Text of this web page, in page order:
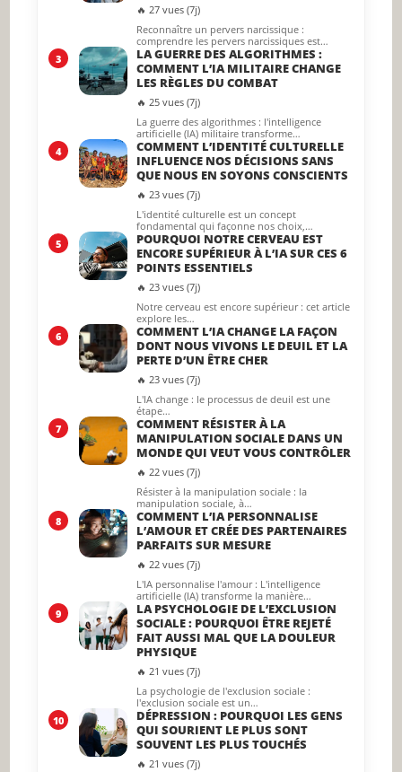
🔥 27 vues (7j)
Reconnaître un pervers narcissique :
comprendre les pervers narcissiques est…
3
LA GUERRE DES ALGORITHMES :
COMMENT L’IA MILITAIRE CHANGE
LES RÈGLES DU COMBAT
🔥 25 vues (7j)
La guerre des algorithmes : l'intelligence
artificielle (IA) militaire transforme…
4
COMMENT L’IDENTITÉ CULTURELLE
INFLUENCE NOS DÉCISIONS SANS
QUE NOUS EN SOYONS CONSCIENTS
🔥 23 vues (7j)
L'identité culturelle est un concept
fondamental qui façonne nos choix,…
5
POURQUOI NOTRE CERVEAU EST
ENCORE SUPÉRIEUR À L’IA SUR CES 6
POINTS ESSENTIELS
🔥 23 vues (7j)
Notre cerveau est encore supérieur : cet article
explore les…
6
COMMENT L’IA CHANGE LA FAÇON
DONT NOUS VIVONS LE DEUIL ET LA
PERTE D’UN ÊTRE CHER
🔥 23 vues (7j)
L'IA change : le processus de deuil est une
étape…
7
COMMENT RÉSISTER À LA
MANIPULATION SOCIALE DANS UN
MONDE QUI VEUT VOUS CONTRÔLER
🔥 22 vues (7j)
Résister à la manipulation sociale : la
manipulation sociale, à…
8
COMMENT L’IA PERSONNALISE
L’AMOUR ET CRÉE DES PARTENAIRES
PARFAITS SUR MESURE
🔥 22 vues (7j)
L'IA personnalise l'amour : L'intelligence
artificielle (IA) transforme la manière…
9
LA PSYCHOLOGIE DE L’EXCLUSION
SOCIALE : POURQUOI ÊTRE REJETÉ
FAIT AUSSI MAL QUE LA DOULEUR
PHYSIQUE
🔥 21 vues (7j)
La psychologie de l'exclusion sociale :
l'exclusion sociale est un…
10
DÉPRESSION : POURQUOI LES GENS
QUI SOURIENT LE PLUS SONT
SOUVENT LES PLUS TOUCHÉS
🔥 21 vues (7j)